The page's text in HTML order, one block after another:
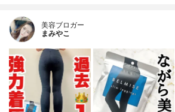
美容ブロガー
まみやこ